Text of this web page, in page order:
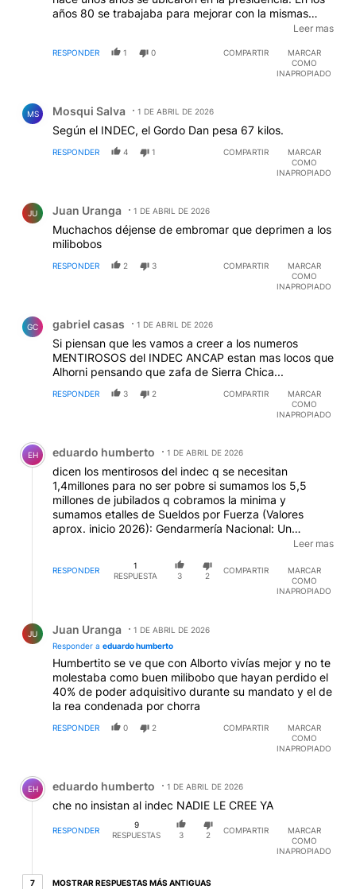
años 80 se trabajaba para mejorar con la mismas
condiciones que ahora, y ahora no existe puestos de
politica juegan de empresarios y gobernantes. Asi, no
Leer mas
RESPONDER 1 0 COMPARTIR
MARCAR
COMO
INAPROPIADO
MS Mosqui Salva 1 DE ABRIL DE 2026
Según el INDEC, el Gordo Dan pesa 67 kilos.
RESPONDER 4 1 COMPARTIR
MARCAR
COMO
INAPROPIADO
JU Juan Uranga 1 DE ABRIL DE 2026
Muchachos déjense de embromar que deprimen a los
milibobos
RESPONDER 2 3 COMPARTIR
MARCAR
COMO
INAPROPIADO
GC gabriel casas 1 DE ABRIL DE 2026
Si piensan que les vamos a creer a los numeros
MENTIROSOS del INDEC ANCAP estan mas locos que
Alhorni pensando que zafa de Sierra Chica...
RESPONDER 3 2 COMPARTIR
MARCAR
COMO
INAPROPIADO
Comentario de eduardo humberto.
EH eduardo humberto 1 DE ABRIL DE 2026
dicen los mentirosos del indec q se necesitan
1,4millones para no ser pobre si sumamos los 5,5
millones de jubilados q cobramos la minima y
sumamos etalles de Sueldos por Fuerza (Valores
aprox. inicio 2026): Gendarmería Nacional: Un
Gendarme II percibe desde \(\$704.174\) (enero
2026), mientras que un Comandante General alcanza
los \(\$2.606.544\) (básico).Policía Federal Argentina
(PFA): El agente base cuenta con un sueldo neto de \
Armadas: Los sueldos son inferiores, con suboficiales
de menor grado cobrando cerca de \(\$738.000\) y
personal de alto rango por encima de \(\$1.400.000\)
quien salio de la linea de pobreza Adorni digan otro
Leer mas
RESPONDER
1
RESPUESTA
3 2
COMPARTIR
MARCAR
COMO
INAPROPIADO
JU Juan Uranga
1 DE ABRIL DE 2026
Responder a eduardo humberto
Humbertito se ve que con Alborto vivías mejor y no te
molestaba como buen milibobo que hayan perdido el
40% de poder adquisitivo durante su mandato y el de
la rea condenada por chorra
RESPONDER 0 2 COMPARTIR
MARCAR
COMO
INAPROPIADO
Comentario de eduardo humberto.
EH eduardo humberto 1 DE ABRIL DE 2026
che no insistan al indec NADIE LE CREE YA
RESPONDER
9
RESPUESTAS
3 2
COMPARTIR
MARCAR
COMO
INAPROPIADO
77 respuestas más antiguas
MOSTRAR RESPUESTAS MÁS ANTIGUAS